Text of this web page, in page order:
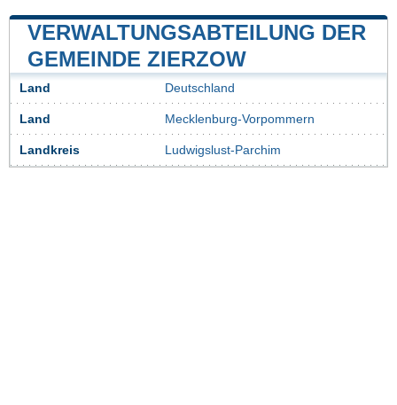
VERWALTUNGSABTEILUNG DER
GEMEINDE ZIERZOW
Land Deutschland
Land Mecklenburg-Vorpommern
Landkreis Ludwigslust-Parchim